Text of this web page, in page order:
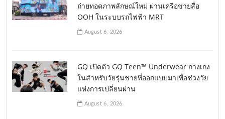
ถ่ายทอดภาพลักษณ์ใหม่ ผ่านเครือข่ายสื่อ
OOH ในระบบรถไฟฟ้า MRT
August 6, 2026
GQ เปิดตัว GQ Teen™ Underwear กางเกง
ในสำหรับวัยรุ่นชายที่ออกแบบมาเพื่อช่วงวัย
แห่งการเปลี่ยนผ่าน
August 6, 2026